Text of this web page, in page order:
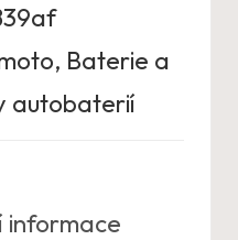
, Baterie a
autobaterií
informace